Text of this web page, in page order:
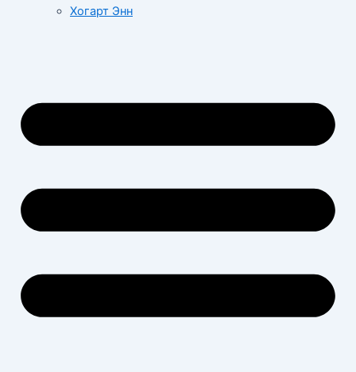
Хогарт Энн